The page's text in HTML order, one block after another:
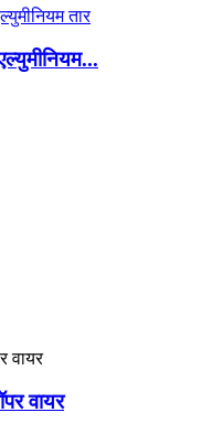
वायर